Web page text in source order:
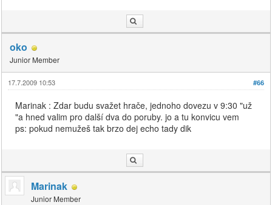
oko
Junior Member
#66
17.7.2009 10:53
Marinak : Zdar budu svažet hrače, jednoho dovezu v 9:30 "už
"a hned valim pro další dva do poruby. jo a tu konvicu vem
ps: pokud nemužeš tak brzo dej echo tady dik
Marinak
Junior Member